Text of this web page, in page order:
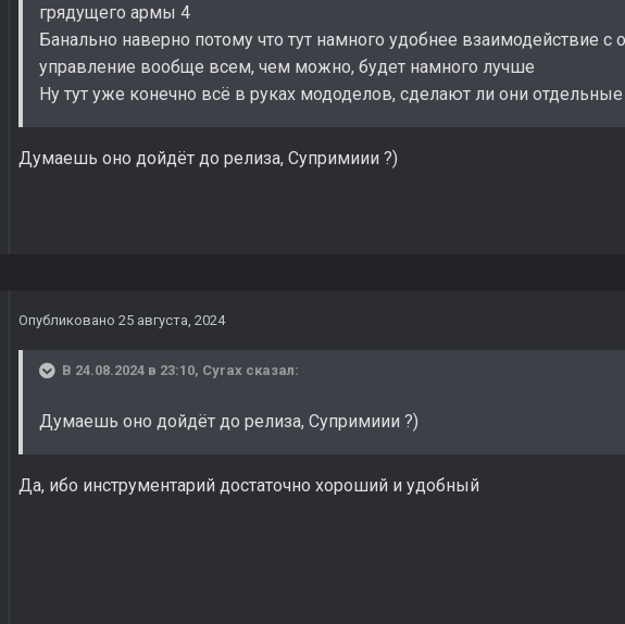
грядущего армы 4
Банально наверно потому что тут намного удобнее взаимодействие
управление вообще всем, чем можно, будет намного лучше
Ну тут уже конечно всё в руках мододелов, сделают ли они
Думаешь оно дойдёт до релиза, Супримиии ?)
Опубликовано 25 августа, 2024
В 24.08.2024 в 23:10, Cyrax сказал:
Думаешь оно дойдёт до релиза, Супримиии ?)
Да, ибо инструментарий достаточно хороший и удобный